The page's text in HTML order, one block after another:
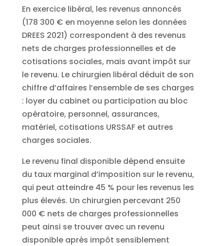
En exercice libéral, les revenus annoncés
(178 300 € en moyenne selon les données
DREES 2021) correspondent à des revenus
nets de charges professionnelles et de
cotisations sociales, mais avant impôt sur
le revenu. Le chirurgien libéral déduit de son
chiffre d’affaires l’ensemble de ses charges
: loyer du cabinet ou participation au bloc
opératoire, personnel, assurances,
matériel, cotisations URSSAF et autres
charges sociales.
Le revenu final disponible dépend ensuite
du taux marginal d’imposition sur le revenu,
qui peut atteindre 45 % pour les revenus les
plus élevés. Un chirurgien percevant 250
000 € nets de charges professionnelles
peut ainsi se trouver avec un revenu
disponible après impôt sensiblement